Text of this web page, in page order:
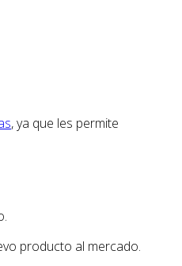
, ya que les permite
producto al mercado.